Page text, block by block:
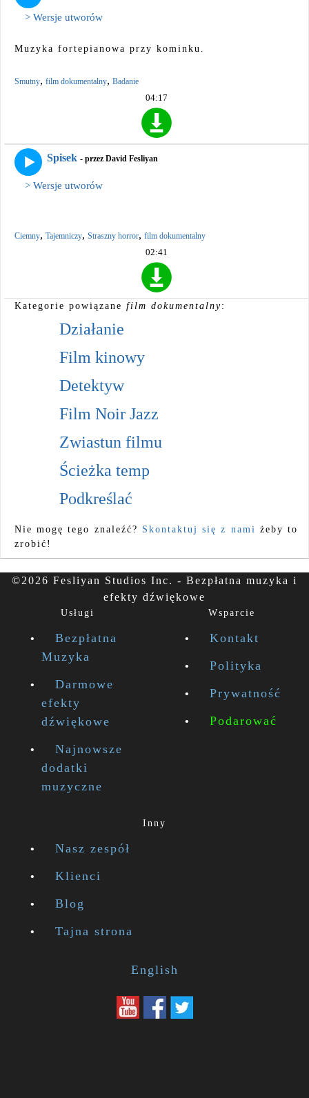
> Wersje utworów
Muzyka fortepianowa przy kominku.
Smutny, film dokumentalny, Badanie
04:17
Spisek - przez David Fesliyan
> Wersje utworów
Ciemny, Tajemniczy, Straszny horror, film dokumentalny
02:41
Kategorie powiązane film dokumentalny:
Działanie
Film kinowy
Detektyw
Film Noir Jazz
Zwiastun filmu
Ścieżka temp
Podkreślać
Nie mogę tego znaleźć? Skontaktuj się z nami żeby to
zrobić!
©2026 Fesliyan Studios Inc. - Bezpłatna muzyka i
efekty dźwiękowe
Usługi
Bezpłatna
Muzyka
Darmowe
efekty
dźwiękowe
Najnowsze
dodatki
muzyczne
Wsparcie
Kontakt
Polityka
Prywatność
Podarować
Inny
Nasz zespół
Klienci
Blog
Tajna strona
English